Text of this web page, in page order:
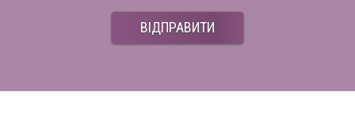
ВІДПРАВИТИ